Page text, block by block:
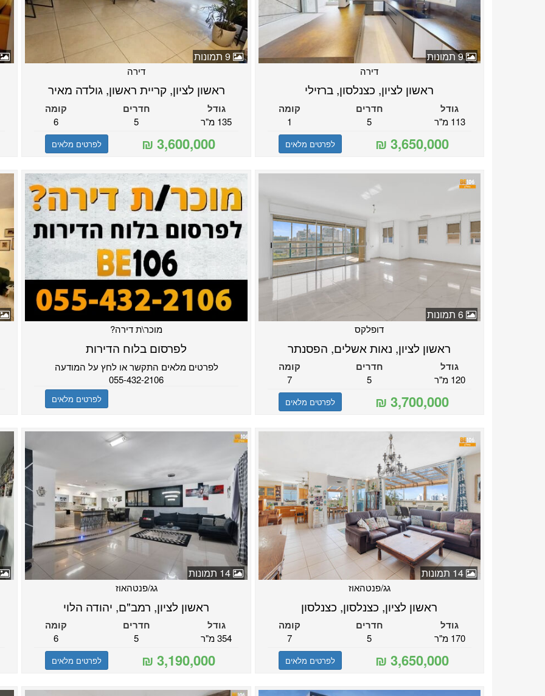
9 תמונות
דירה
ראשון לציון, כצנלסון, ברזילי
גודל
113 מ"ר
חדרים
5
קומה
1
‏3,650,000 ₪ לפרטים מלאים
9 תמונות
דירה
ראשון לציון, קריית ראשון, גולדה מאיר
גודל
135 מ"ר
חדרים
5
קומה
6
לפרטים מלאים
דופלקס
ראשון לציון, נאות אשלים, הפסנתר
גודל
120 מ"ר
חדרים
5
קומה
7
‏3,700,000 ₪ לפרטים מלאים
מוכר\ת דירה?
לפרסום בלוח הדירות
לפרטים מלאים התקשר או לחץ על המודעה
055-432-2106
לפרטים מלאים
גג/פנטהאוז
ראשון לציון, כצנלסון, כצנלסון
גודל
170 מ"ר
חדרים
5
קומה
7
‏3,650,000 ₪ לפרטים מלאים
14 תמונות
גג/פנטהאוז
ראשון לציון, רמב"ם, יהודה הלוי
גודל
354 מ"ר
חדרים
5
קומה
6
לפרטים מלאים